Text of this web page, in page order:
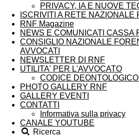
PRIVACY, IA E NUOVE
ISCRIVITI A RETE NAZIONALE
RNF Magazine
NEWS E COMUNICATI CASSA
CONSIGLIO NAZIONALE
AVVOCATI
NEWSLETTER DI RNF
UTILITA' PER L'AVVOCATO
CODICE
PHOTO GALLERY RNF
GALLERY EVENTI
CONTATTI
Informativa sulla privacy
CANALE YOUTUBE
Ricerca